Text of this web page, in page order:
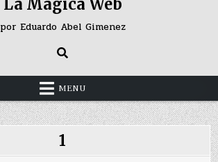
La Mágica Web
por Eduardo Abel Gimenez
MENU
1